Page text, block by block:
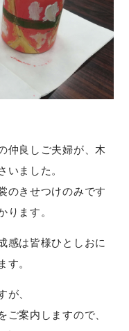
仲良しご夫婦が、木
いました。
のきせつけのみです
ります。
感は皆様ひとしおに
す。
が、
ご案内しますので、